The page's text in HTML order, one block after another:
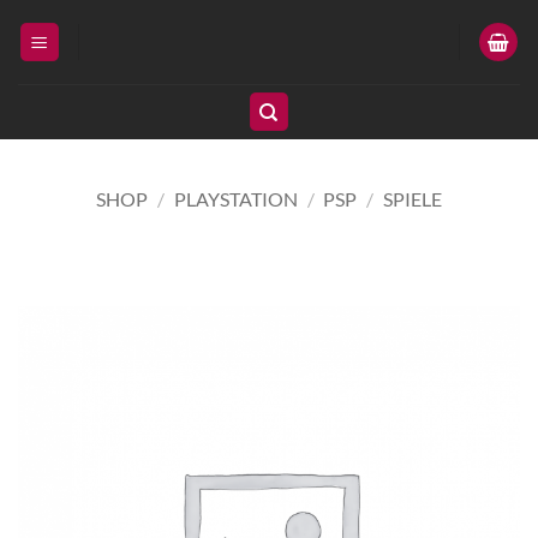
Inhalt
SHOP / PLAYSTATION / PSP / SPIELE